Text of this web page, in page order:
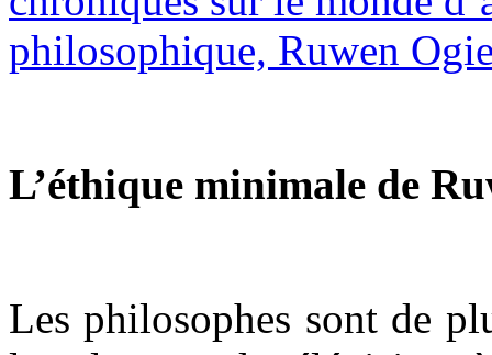
L’éthique minimale de
Les philosophes sont de